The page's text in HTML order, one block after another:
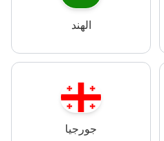
الهند
جورجيا